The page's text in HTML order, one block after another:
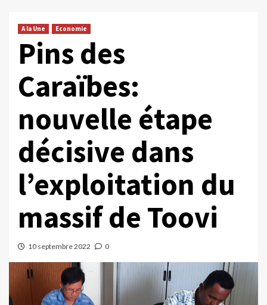
A la Une Economie
Pins des
Caraïbes:
nouvelle étape
décisive dans
l’exploitation du
massif de Toovi
10 septembre 2022 0